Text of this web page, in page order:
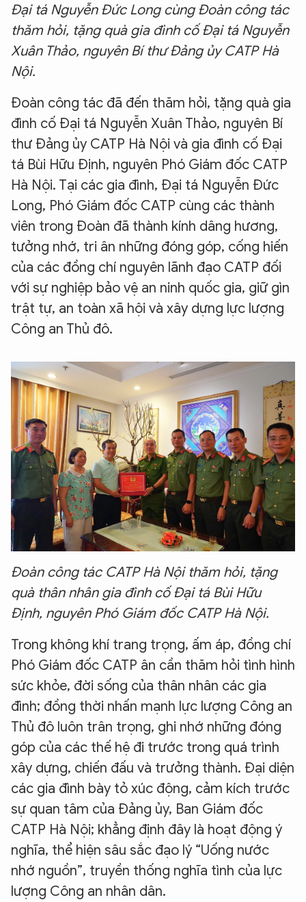
Đại tá Nguyễn Đức Long cùng Đoàn công tác
thăm hỏi, tặng quà gia đình cố Đại tá Nguyễn
Xuân Thảo, nguyên Bí thư Đảng ủy CATP Hà
Nội.
Đoàn công tác đã đến thăm hỏi, tặng quà gia
đình cố Đại tá Nguyễn Xuân Thảo, nguyên Bí
thư Đảng ủy CATP Hà Nội và gia đình cố Đại
tá Bùi Hữu Định, nguyên Phó Giám đốc CATP
Hà Nội. Tại các gia đình, Đại tá Nguyễn Đức
Long, Phó Giám đốc CATP cùng các thành
viên trong Đoàn đã thành kính dâng hương,
tưởng nhớ, tri ân những đóng góp, cống hiến
của các đồng chí nguyên lãnh đạo CATP đối
với sự nghiệp bảo vệ an ninh quốc gia, giữ gìn
trật tự, an toàn xã hội và xây dựng lực lượng
Công an Thủ đô.
Đoàn công tác CATP Hà Nội thăm hỏi, tặng
quà thân nhân gia đình cố Đại tá Bùi Hữu
Định, nguyên Phó Giám đốc CATP Hà Nội.
Trong không khí trang trọng, ấm áp, đồng chí
Phó Giám đốc CATP ân cần thăm hỏi tình hình
sức khỏe, đời sống của thân nhân các gia
đình; đồng thời nhấn mạnh lực lượng Công an
Thủ đô luôn trân trọng, ghi nhớ những đóng
góp của các thế hệ đi trước trong quá trình
xây dựng, chiến đấu và trưởng thành. Đại diện
các gia đình bày tỏ xúc động, cảm kích trước
sự quan tâm của Đảng ủy, Ban Giám đốc
CATP Hà Nội; khẳng định đây là hoạt động ý
nghĩa, thể hiện sâu sắc đạo lý “Uống nước
nhớ nguồn”, truyền thống nghĩa tình của lực
lượng Công an nhân dân.